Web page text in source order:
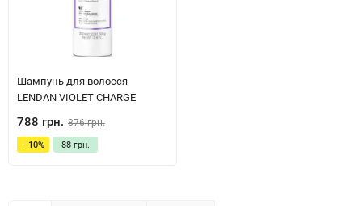
Шампунь для волосся
LENDAN VIOLET CHARGE
788 грн. 876 грн.
- 10% 88 грн.